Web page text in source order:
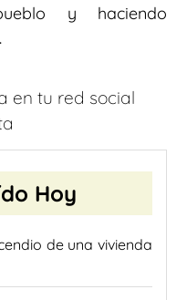
y haciendo
en tu red social
Hoy
de una vivienda